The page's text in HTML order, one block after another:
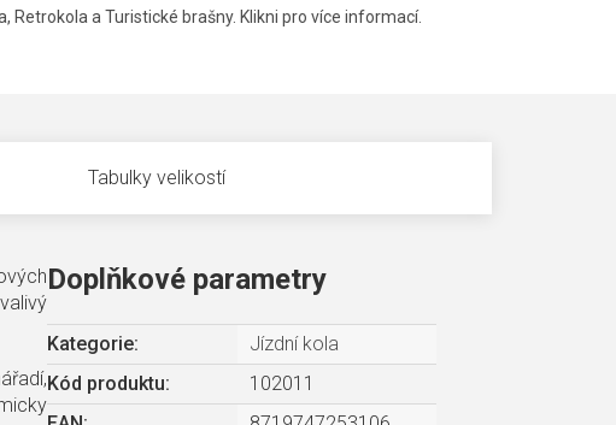
Retrokola a Turistické brašny. Klikni pro více informací.
Tabulky velikostí
Doplňkové parametry
Kategorie:
Jízdní kola
Kód produktu:
102011